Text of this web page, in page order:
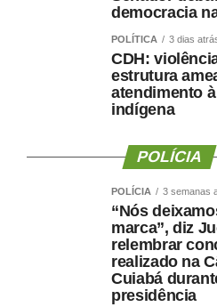
democracia
POLÍTICA 3 dias
CDH:
estrutura
atendimento
indígena
POLÍCIA
POLÍCIA 3 semanas
“Nós
marca”, diz
relembrar
realizado na
Cuiabá
presidência